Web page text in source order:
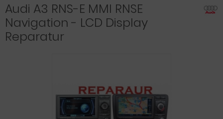
verfügbare
Audi A3 RNS-E MMI RNSE
Navigation - LCD Display
Reparatur